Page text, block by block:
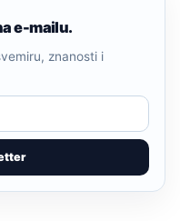
e-mailu.
znanosti i